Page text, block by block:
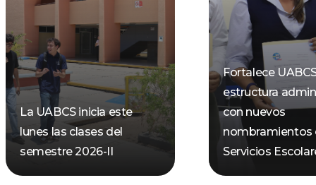
La UABCS inicia este
lunes las clases del
semestre 2026-II
Fortalece
estructura
con nuevos
nombramientos
Servicios